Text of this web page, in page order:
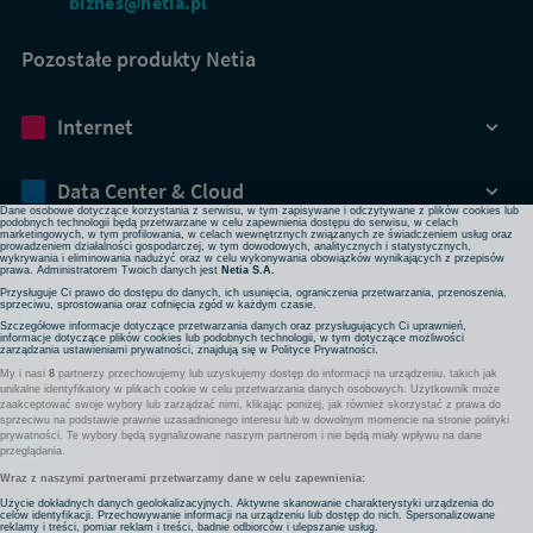
Pozostałe produkty Netia
Internet
Data Center & Cloud
Bezpieczeństwo
Rozwiązania sieciowe
Komunikacja
Pozostałe usługi
My i nasi 8 partnerzy przechowujemy lub uzyskujemy dostęp do informacji na urządzeniu, takich jak
unikalne identyfikatory w plikach cookie w celu przetwarzania danych osobowych. Użytkownik może
zaakceptować swoje wybory lub zarządzać nimi, klikając poniżej, jak również skorzystać z prawa do
sprzeciwu na podstawie prawnie uzasadnionego interesu lub w dowolnym momencie na stronie polityki
prywatności. Te wybory będą sygnalizowane naszym partnerom i nie będą miały wpływu na dane
przeglądania.
Używamy plików cookies lub podobnych technologii w celu zapewnienia Ci dostępu do serwisu,
usprawniania jego działania, profilowania i wyświetlania treści dopasowanych do Twoich potrzeb. W
może spowodować brak dostępu do niektórych funkcji serwisu.
Dane osobowe dotyczące korzystania z serwisu, w tym zapisywane i odczytywane z plików cookies lub
podobnych technologii będą przetwarzane w celu zapewnienia dostępu do serwisu, w celach
marketingowych, w tym profilowania, w celach wewnętrznych związanych ze świadczeniem usług oraz
prowadzeniem działalności gospodarczej, w tym dowodowych, analitycznych i statystycznych,
wykrywania i eliminowania nadużyć oraz w celu wykonywania obowiązków wynikających z przepisów
prawa. Administratorem Twoich danych jest Netia S.A.
Przysługuje Ci prawo do dostępu do danych, ich usunięcia, ograniczenia przetwarzania, przenoszenia,
sprzeciwu, sprostowania oraz cofnięcia zgód w każdym czasie.
Szczegółowe informacje dotyczące przetwarzania danych oraz przysługujących Ci uprawnień,
informacje dotyczące plików cookies lub podobnych technologii, w tym dotyczące możliwości
zarządzania ustawieniami prywatności, znajdują się w Polityce Prywatności.
Wraz z naszymi partnerami przetwarzamy dane w celu zapewnienia:
Użycie dokładnych danych geolokalizacyjnych. Aktywne skanowanie charakterystyki urządzenia do
celów identyfikacji. Przechowywanie informacji na urządzeniu lub dostęp do nich. Spersonalizowane
reklamy i treści, pomiar reklam i treści, badnie odbiorców i ulepszanie usług.